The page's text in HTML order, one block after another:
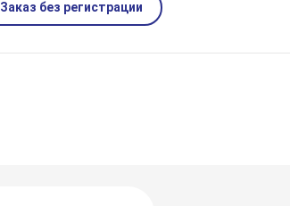
Заказ без регистрации